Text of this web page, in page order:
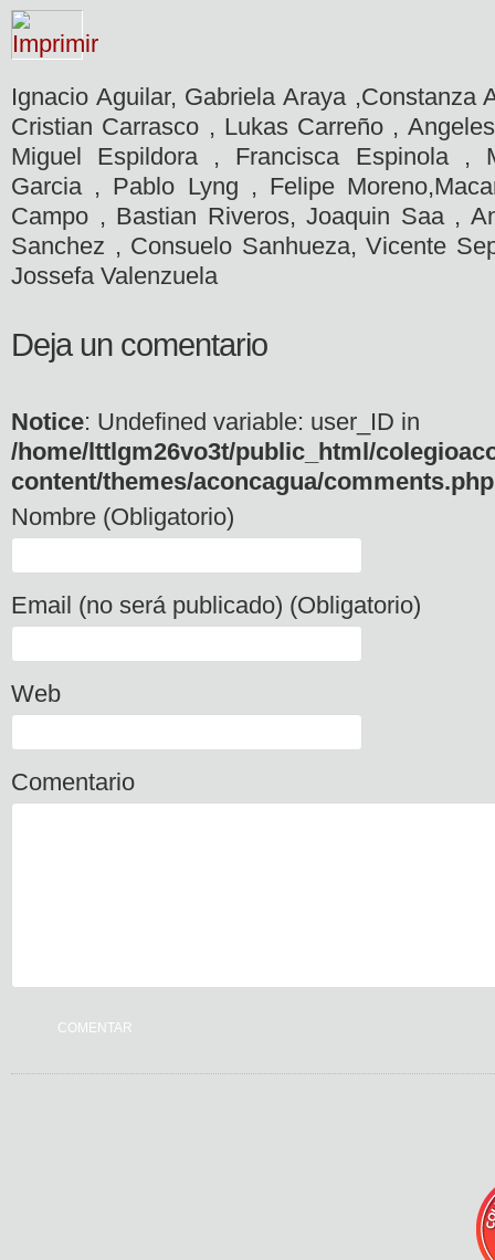
Ignacio Aguilar, Gabriela Araya ,Constanza
Cristian Carrasco , Lukas Carreño ,
Miguel Espildora , Francisca Espinola ,
Garcia , Pablo Lyng , Felipe
Campo , Bastian Riveros, Joaquin Saa ,
Sanchez , Consuelo Sanhueza, Vicente
Jossefa Valenzuela
Deja un comentario
Notice: Undefined variable: user_ID in
/home/lttlgm26vo3t/public_html/
content/themes/aconcagua/comments.php
Nombre (Obligatorio)
Email (no será publicado) (Obligatorio)
Web
Comentario